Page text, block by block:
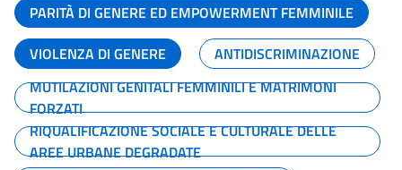
PARITÀ DI GENERE ED EMPOWERMENT FEMMINILE
VIOLENZA DI GENERE
ANTIDISCRIMINAZIONE
MUTILAZIONI GENITALI FEMMINILI E MATRIMONI
FORZATI
RIQUALIFICAZIONE SOCIALE E CULTURALE DELLE
AREE URBANE DEGRADATE